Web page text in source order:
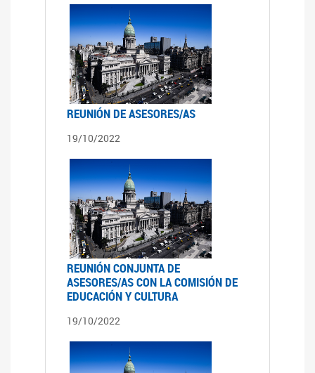
REUNIÓN DE ASESORES/AS
19/10/2022
REUNIÓN CONJUNTA DE
ASESORES/AS CON LA COMISIÓN DE
EDUCACIÓN Y CULTURA
19/10/2022